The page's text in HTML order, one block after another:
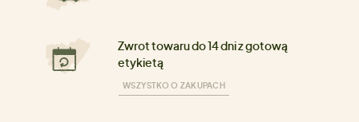
Zwrot towaru do 14 dni z gotową
etykietą
WSZYSTKO O ZAKUPACH